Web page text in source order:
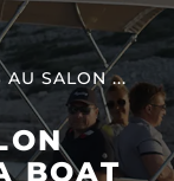
355C
AU SALON ...
BOAT